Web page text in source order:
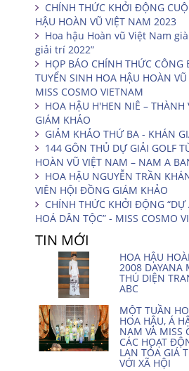
CHÍNH THỨC KHỞI ĐỘNG
HẬU HOÀN VŨ VIỆT NAM 2023
Hoa hậu Hoàn vũ Việt Nam
giải trí 2022”
HỌP BÁO CHÍNH THỨC CÔNG
TUYỂN SINH HOA HẬU HOÀN
MISS COSMO VIETNAM
HOA HẬU H'HEN NIÊ –
GIÁM KHẢO
GIẢM KHẢO THỨ BA - KHÁN
144 GÔN THỦ DỰ GIẢI GOLF
HOÀN VŨ VIỆT NAM – NAM A
HOA HẬU NGUYỄN TRẦN
VIÊN HỘI ĐỒNG GIÁM KHẢO
CHÍNH THỨC KHỞI ĐỘNG
HOÁ DÂN TỘC” - MISS COSMO
TIN MỚI
HOA HẬU
2008 DAYANA
THÚ DIỆN
ABC
MỘT TUẦN
HOA HẬU, Á
NAM VÀ MISS
CÁC HOẠT
LAN TỎA GIÁ
VỚI XÃ HỘI